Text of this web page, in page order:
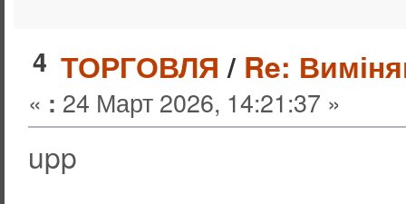
4 ТОРГОВЛЯ / Re:
« : 24 Март 2026, 14:21:37 »
upp